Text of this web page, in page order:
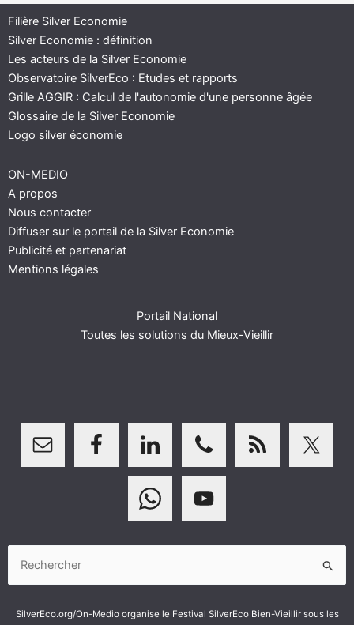
Filière Silver Economie
Silver Economie : définition
Les acteurs de la Silver Economie
Observatoire SilverEco : Etudes et rapports
Grille AGGIR : Calcul de l'autonomie d'une personne âgée
Glossaire de la Silver Economie
Logo silver économie
ON-MEDIO
A propos
Nous contacter
Diffuser sur le portail de la Silver Economie
Publicité et partenariat
Mentions légales
Portail National
Toutes les solutions du Mieux-Vieillir
SilverEco.org/On-Medio organise le Festival SilverEco Bien-Vieillir sous les